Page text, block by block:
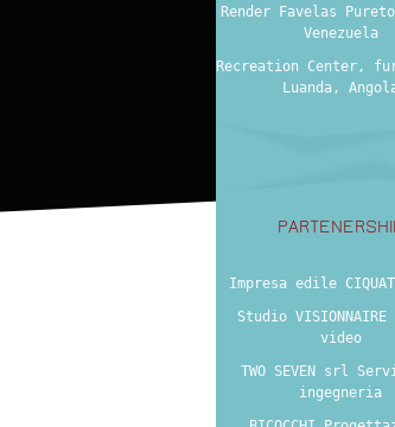
Render Favelas
Venezuela
Recreation Center,
Luanda,
Impresa edile
Studio
video
TWO SEVEN srl
ingegneria